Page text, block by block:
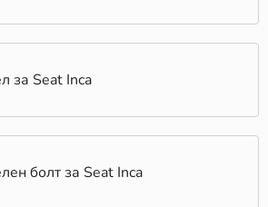
за Seat Inca
болт за Seat Inca